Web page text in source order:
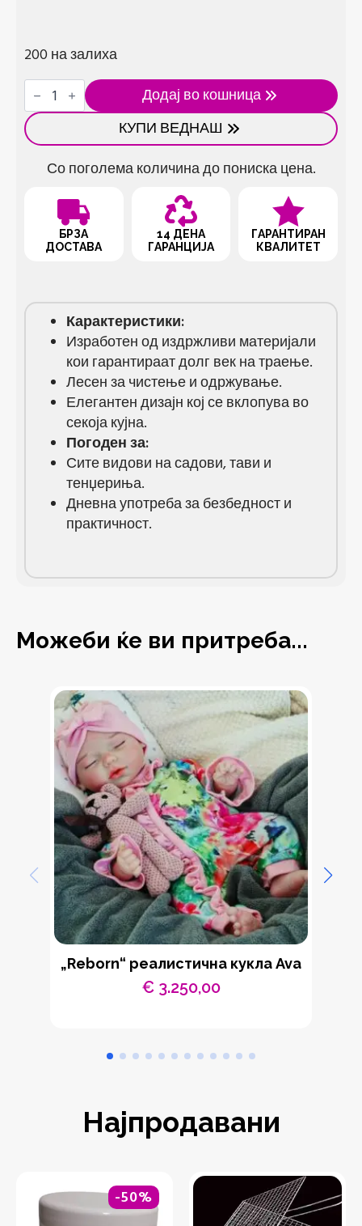
200 на залиха
Подметнувач
за
изолација
од
топлина
количина
Додај во кошница
КУПИ ВЕДНАШ
Со поголема количина до пониска цена.
БРЗА
ДОСТАВА
14 ДЕНА
ГАРАНЦИЈА
ГАРАНТИРАН
КВАЛИТЕТ
Карактеристики:
Изработен од издржливи материјали
кои гарантираат долг век на траење.
Лесен за чистење и одржување.
Елегантен дизајн кој се вклопува во
секоја кујна.
Погоден за:
Сите видови на садови, тави и
тенџериња.
Дневна употреба за безбедност и
практичност.
Можеби ќе ви притреба...
„Reborn“ реалистична кукла Ava
€3.250,00
Најпродавани
-50%